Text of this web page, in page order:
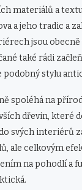
materiálů a
a jeho tradic a
jsou
také rádi
podobný stylu
spoléhá na
dřevin, které
svých interiérů
ale celkovým
na pohodlí a